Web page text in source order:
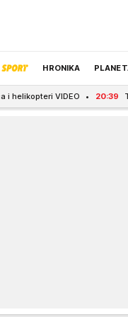
HRONIKA
IZBOR UREDNIKA
20:39 TRAGIČAN KRAJ: